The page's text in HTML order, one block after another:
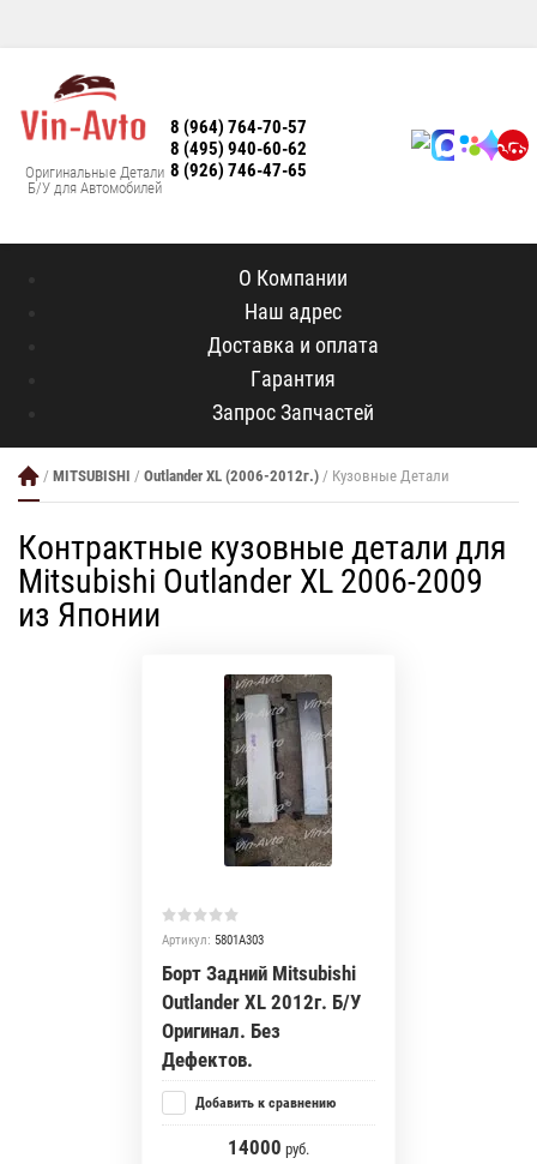
Оригинальные Детали
Б/У для Автомобилей
8 (964) 764-70-57
8 (495) 940-60-62
8 (926) 746-47-65
О Компании
Наш адрес
Доставка и оплата
Гарантия
Запрос Запчастей
/ MITSUBISHI / Outlander XL (2006-2012г.) / Кузовные Детали
Контрактные кузовные детали для
Mitsubishi Outlander XL 2006-2009
из Японии
Артикул: 5801A303
Борт Задний Mitsubishi
Outlander XL 2012г. Б/У
Оригинал. Без
Дефектов.
Добавить к сравнению
14000 руб.